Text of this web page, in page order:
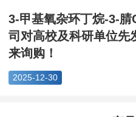
丁烷-3-腈CAS号：...
3-甲基氧杂环丁烷-3-
司对高校及科研单位先
来询购！
2025-12-30